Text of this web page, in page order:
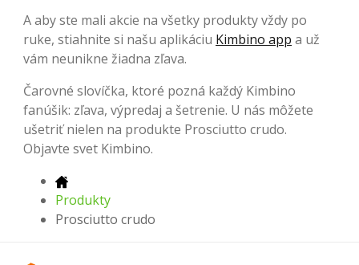
A aby ste mali akcie na všetky produkty vždy po
ruke, stiahnite si našu aplikáciu Kimbino app a už
vám neunikne žiadna zľava.
Čarovné slovíčka, ktoré pozná každý Kimbino
fanúšik: zľava, výpredaj a šetrenie. U nás môžete
ušetriť nielen na produkte Prosciutto crudo.
Objavte svet Kimbino.
Produkty
Prosciutto crudo